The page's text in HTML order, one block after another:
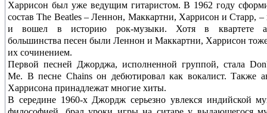
Харрисон был уже ведущим гитаристом. В 1962 году
состав The Beatles – Леннон, Маккартни, Харрисон и Старр, –
и вошел в историю рок-музыки. Хотя в квартете
большинства песен были Леннон и Маккартни, Харрисон тоже
их сочинением.
Первой песней Джорджа, исполненной группой, стала
Me. В песне Chains он дебютировал как вокалист. Также
Харрисона принадлежат многие хиты.
В середине 1960-х Джордж серьезно увлекся индийской